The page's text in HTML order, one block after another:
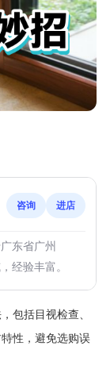
咨询 进店
东省广州
经验丰富。
包括目视检查、
性，避免选购误